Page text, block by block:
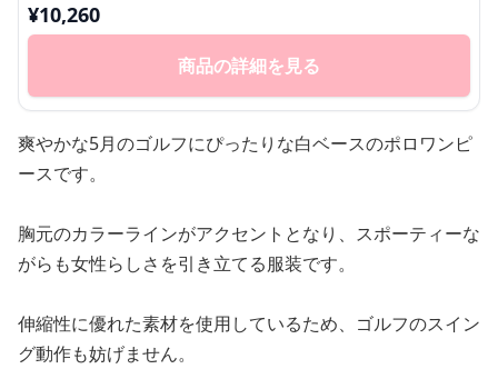
¥10,260
商品の詳細を見る
爽やかな5月のゴルフにぴったりな白ベースのポロワンピ
ースです。
胸元のカラーラインがアクセントとなり、スポーティーな
がらも女性らしさを引き立てる服装です。
伸縮性に優れた素材を使用しているため、ゴルフのスイン
グ動作も妨げません。